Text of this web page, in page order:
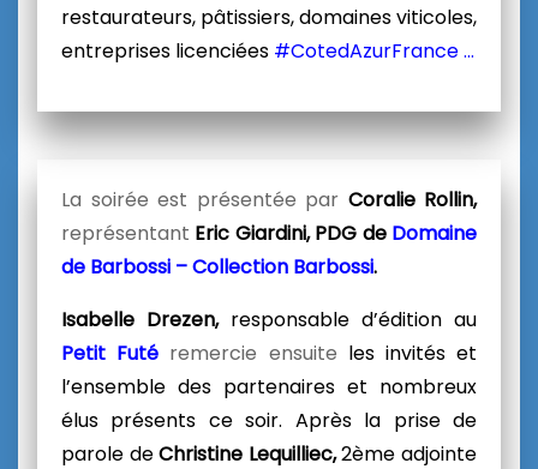
restaurateurs, pâtissiers, domaines viticoles,
entreprises licenciées #CotedAzurFrance …
La soirée est présentée par Coralie Rollin,
représentant Eric Giardini, PDG de Domaine
de Barbossi – Collection Barbossi.
Isabelle Drezen, responsable d’édition au
Petit Futé remercie ensuite les invités et
l’ensemble des partenaires et nombreux
élus présents ce soir. Après la prise de
parole deChristine Lequilliec,2ème adjointe